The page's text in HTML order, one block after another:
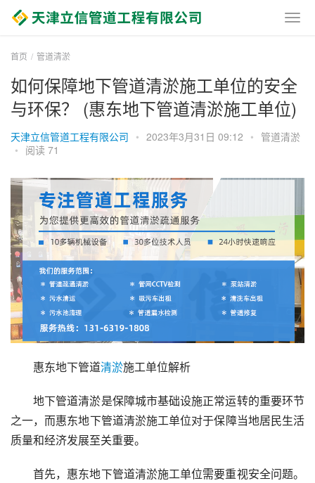
首页 管道清淤
如何保障地下管道清淤施工单位的安全
与环保？ (惠东地下管道清淤施工单位)
天津立信管道工程有限公司 • 2023年3月31日 09:12 • 管道清淤
• 阅读 71
惠东地下管道清淤施工单位解析
地下管道清淤是保障城市基础设施正常运转的重要环节
之一，而惠东地下管道清淤施工单位对于保障当地居民生活
质量和经济发展至关重要。
首先，惠东地下管道清淤施工单位需要重视安全问题。